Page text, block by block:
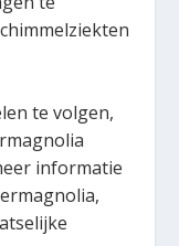
te volgen,
informatie